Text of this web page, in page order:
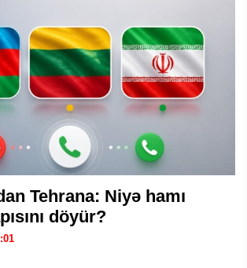
Tehrana: Niyə hamı
döyür?